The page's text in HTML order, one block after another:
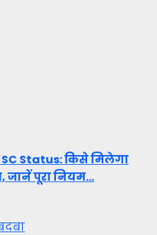
Status: किसे मिलेगा
जानें पूरा नियम…